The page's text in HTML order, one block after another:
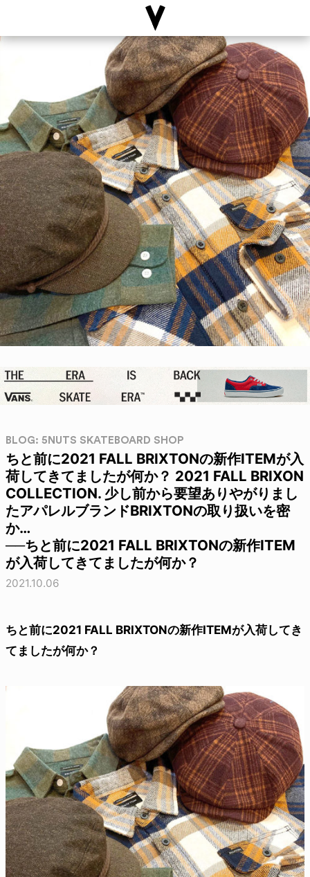
BLOG: 5NUTS SKATEBOARD SHOP
ちと前に2021 FALL BRIXTONの新作ITEMが入
荷してきてましたが何か？ 2021 FALL BRIXON
COLLECTION. 少し前から要望ありやがりまし
たアパレルブランドBRIXTONの取り扱いを密
か…
──ちと前に2021 FALL BRIXTONの新作ITEM
が入荷してきてましたが何か？
2021.10.06
ちと前に2021 FALL BRIXTONの新作ITEMが入荷してき
てましたが何か？